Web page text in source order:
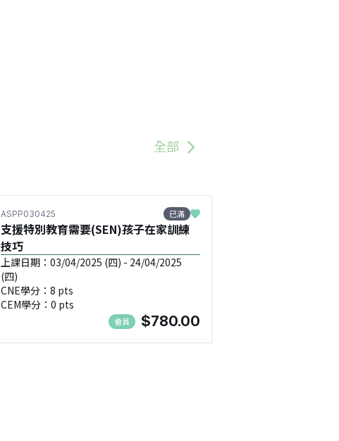
全部
ASPP030425 已滿
支援特別教育需要(SEN)孩子在家訓練
技巧
上課日期：03/04/2025 (四) - 24/04/2025
(四)
CNE學分：8 pts
CEM學分：0 pts
會員 $780.00